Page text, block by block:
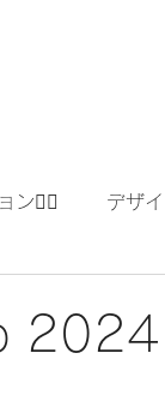
ン👯‍♀️ デザ
2024